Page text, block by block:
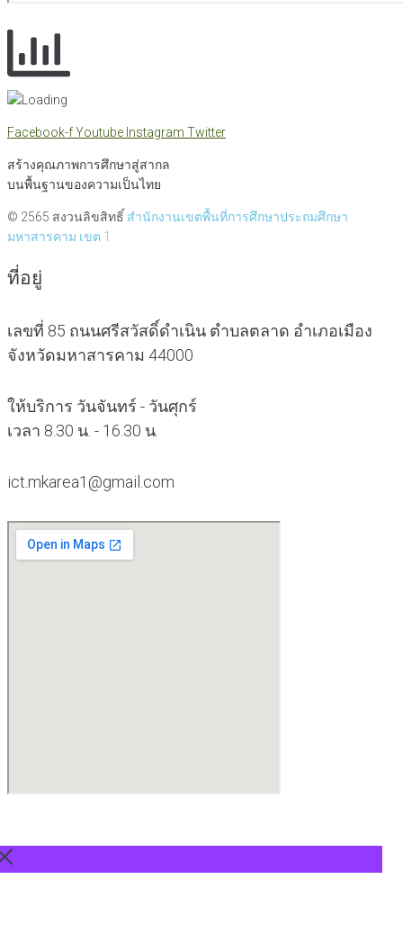
Facebook-fYoutube Instagram Twitter
สร้างคุณภาพการศึกษาสู่สากล
บนพื้นฐานของความเป็นไทย
© 2565 สงวนลิขสิทธิ์ สำนักงานเขตพื้นที่การศึกษาประถมศึกษา
มหาสารคาม เขต 1
ที่อยู่
เลขที่ 85 ถนนศรีสวัสดิ์ดำเนิน ตำบลตลาด อำเภอเมือง
จังหวัดมหาสารคาม 44000
ให้บริการ วันจันทร์ - วันศุกร์
เวลา 8.30 น. - 16.30 น.
ict.mkarea1@gmail.com